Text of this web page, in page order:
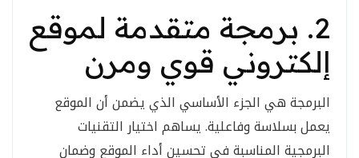
2. برمجة متقدمة لموقع
إلكتروني قوي ومرن
البرمجة هي الجزء الأساسي الذي يضمن أن الموقع
يعمل بسلاسة وفاعلية. يساهم اختيار التقنيات
البرمجية المناسبة في تحسين أداء الموقع وضمان